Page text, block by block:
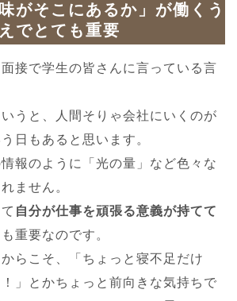
がそこにあるか」が働くう
えでとても重要
接で学生の皆さんに言っている言
うと、人間そりゃ会社にいくのが
日もあると思います。
報のように「光の量」など色々な
ません。
自分が仕事を頑張る意義が持てて
重要なのです。
らこそ、「ちょっと寝不足だけ
」とかちょっと前向きな気持ちで